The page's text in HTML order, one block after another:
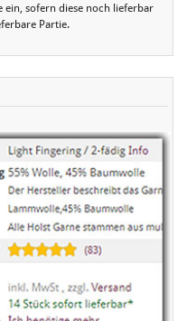
ein, sofern diese noch lieferbar
Partie.